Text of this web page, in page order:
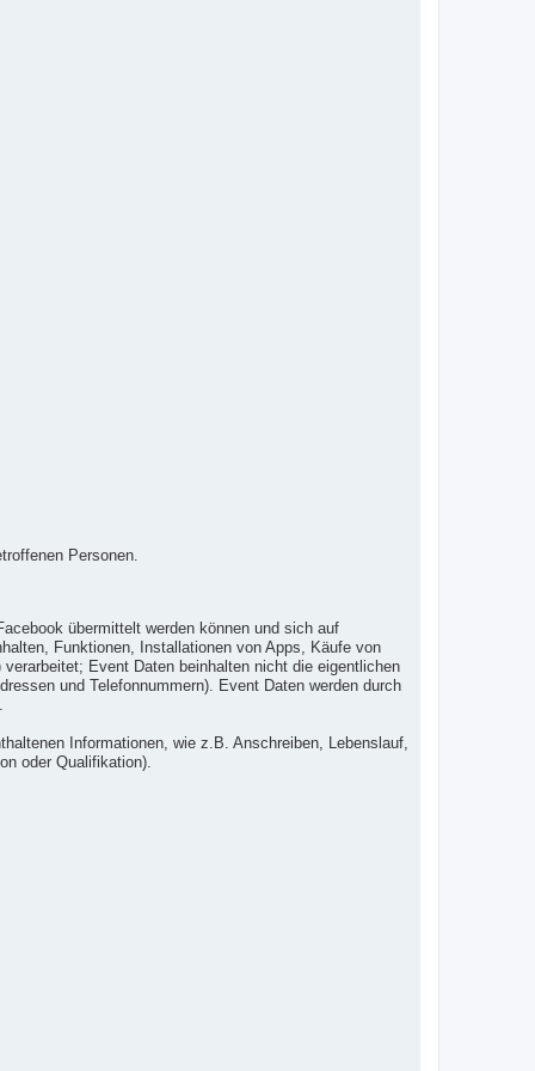
Personen.
übermittelt werden können und sich auf
Funktionen, Installationen von Apps, Käufe von
Event Daten beinhalten nicht die eigentlichen
und Telefonnummern). Event Daten werden durch
Informationen, wie z.B. Anschreiben, Lebenslauf,
oder Qualifikation).